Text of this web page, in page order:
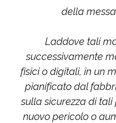
della
Laddove tali
successivamente
fisici o digitali, in un
pianificato dal
sulla sicurezza di
nuovo pericolo o